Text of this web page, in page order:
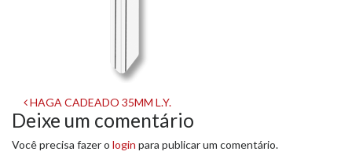
Navegação
de
post
HAGA CADEADO 35MM L.Y.
Deixe um comentário
Você precisa fazer o login para publicar um comentário.